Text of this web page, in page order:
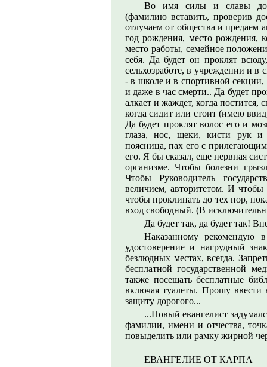
Во имя силы и славы
(фамилию вставить, проверив
отлучаем от общества и предаем
год рождения, место рождения,
место работы, семейное
себя. Да будет он проклят
сельхозработе, в учреждении и в
- в школе и в спортивной
и даже в час смерти.. Да будет
алкает и жаждет, когда постится,
когда сидит или стоит (имею
Да будет проклят волос его и
глаза, нос, щеки, кисти рук и
поясница, пах его с
его. Я бы сказал, еще нервная
организме. Чтобы болезни
Чтобы Руководитель
величием, авторитетом. И чтобы
чтобы проклинать до тех пор,
вход свободный. (В
Да будет так, да будет так!
Наказанному рекомендую
удостоверение и нагрудный
безлюдных местах, всегда.
бесплатной государственной
также посещать бесплатные
включая туалеты. Прошу
защиту дорогого...
...Новый евангелист
фамилии, имени и отчества,
повыделить или рамку жирной
ЕВАНГЕЛИЕ ОТ КАРПА